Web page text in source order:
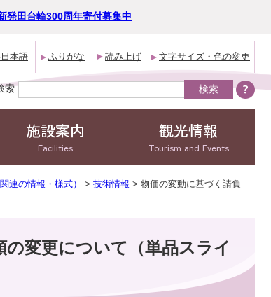
発田台輪300周年寄付募集中
本語 ふりがな 読み上げ 文字サイズ・色の変更
索
施設案内
Facilities
観光情報
Tourism and Events
連の情報・様式） > 技術情報 > 物価の変動に基づく請負
変更について（単品スライ